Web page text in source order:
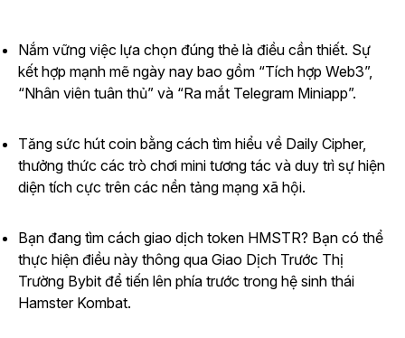
Nắm vững việc lựa chọn đúng thẻ là điều cần thiết. Sự
kết hợp mạnh mẽ ngày nay bao gồm “Tích hợp Web3”,
“Nhân viên tuân thủ” và “Ra mắt Telegram Miniapp”.
Tăng sức hút coin bằng cách tìm hiểu về Daily Cipher,
thưởng thức các trò chơi mini tương tác và duy trì sự hiện
diện tích cực trên các nền tảng mạng xã hội.
Bạn đang tìm cách giao dịch token HMSTR? Bạn có thể
thực hiện điều này thông qua Giao Dịch Trước Thị
Trường Bybit để tiến lên phía trước trong hệ sinh thái
Hamster Kombat.